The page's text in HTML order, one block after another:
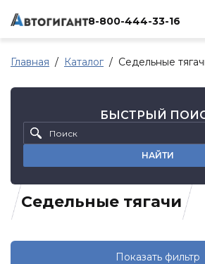
8-800-444-33-16
Главная Каталог Седельные
Седельные тягачи
БЫСТРЫЙ
НАЙТИ
Показать фильтр